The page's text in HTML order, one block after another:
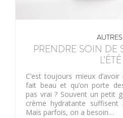
PRENDRE SOIN DE
C’est toujours mieux
fait beau et qu’on porte
pas vrai ? Souvent un petit
crème hydratante
Mais parfois, on a besoin…